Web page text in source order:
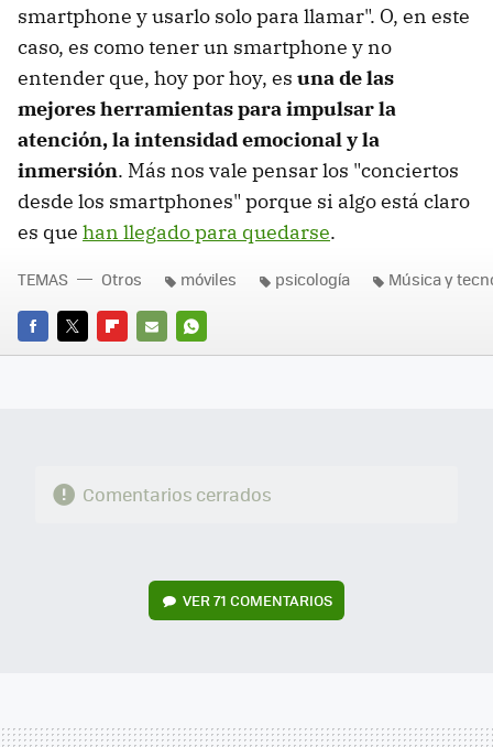
smartphone y usarlo solo para llamar". O, en este
caso, es como tener un smartphone y no
entender que, hoy por hoy, es una de las
mejores herramientas para impulsar la
atención, la intensidad emocional y la
inmersión. Más nos vale pensar los "conciertos
desde los smartphones" porque si algo está claro
es que han llegado para quedarse.
FACEBOOK
TWITTERFLIPBOARD
E-
WHATSAPP
TEMAS Otros móviles psicología Música y
Comentarios cerrados
VER 71 COMENTARIOS